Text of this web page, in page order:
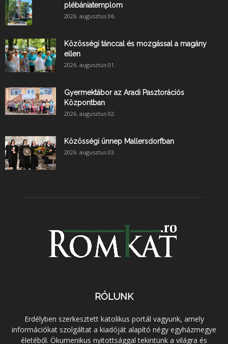
plébániatemplom
2026. augusztus 06.
Közösségi tánccal és mozgással a magány
ellen
2026. augusztus 01.
Gyermektábor az Aradi Pasztorációs
Központban
2026. augusztus 02.
Közösségi ünnep Mallersdorfban
2026. augusztus 03.
RÓLUNK
Erdélyben szerkesztett katolikus portál vagyunk, amely
információkat szolgáltat a kiadóját alapító négy egyházmegye
életéből. Ökumenikus nyitottsággal tekintünk a világra és